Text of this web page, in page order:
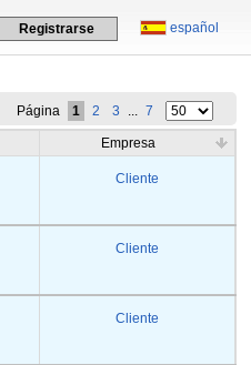
español
Registrarse
Página 1 2 3 ... 7
Empresa
Cliente
Cliente
Cliente